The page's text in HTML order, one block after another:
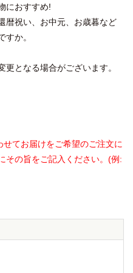
におすすめ!
暦祝い、お中元、お歳暮など
すか。
となる場合がございます。
てお届けをご希望のご注文に
その旨をご記入ください。(例: